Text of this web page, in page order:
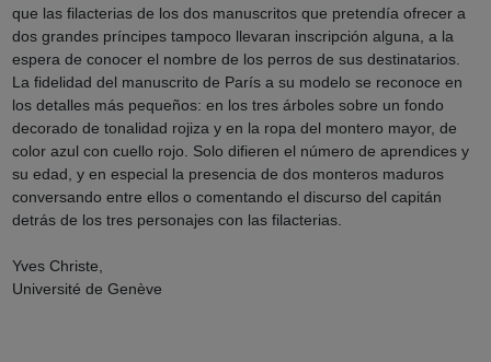
que las filacterias de los dos manuscritos que pretendía ofrecer a
dos grandes príncipes tampoco llevaran inscripción alguna, a la
espera de conocer el nombre de los perros de sus destinatarios.
La fidelidad del manuscrito de París a su modelo se reconoce en
los detalles más pequeños: en los tres árboles sobre un fondo
decorado de tonalidad rojiza y en la ropa del montero mayor, de
color azul con cuello rojo. Solo difieren el número de aprendices y
su edad, y en especial la presencia de dos monteros maduros
conversando entre ellos o comentando el discurso del capitán
detrás de los tres personajes con las filacterias.
Yves Christe,
Université de Genève